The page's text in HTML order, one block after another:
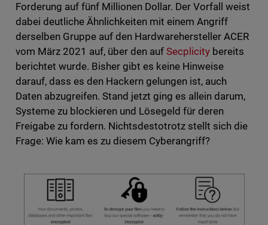
Forderung auf fünf Millionen Dollar. Der Vorfall weist
dabei deutliche Ähnlichkeiten mit einem Angriff
derselben Gruppe auf den Hardwarehersteller ACER
vom März 2021 auf, über den aufSecplicity bereits
berichtet wurde. Bisher gibt es keine Hinweise
darauf, dass es den Hackern gelungen ist, auch
Daten abzugreifen. Stand jetzt ging es allein darum,
Systeme zu blockieren und Lösegeld für deren
Freigabe zu fordern. Nichtsdestotrotz stellt sich die
Frage: Wie kam es zu diesem Cyberangriff?